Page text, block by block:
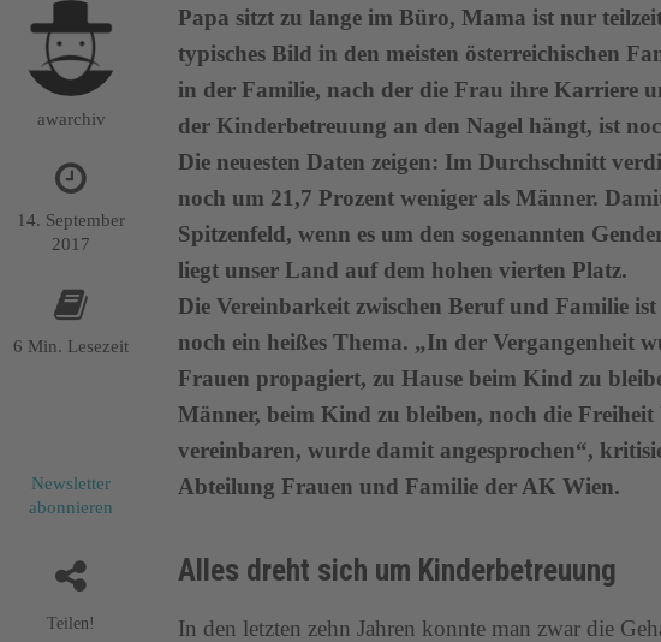
awarchiv
14. September
2017
6 Min. Lesezeit
Newsletter
abonnieren
Teilen!
Papa sitzt zu lange im Büro, Mama ist nur
typisches Bild in den meisten österreichischen
in der Familie, nach der die Frau ihre Karriere
der Kinderbetreuung an den Nagel hängt, ist
Die neuesten Daten zeigen: Im Durchschnitt
noch um 21,7 Prozent weniger als Männer.
Spitzenfeld, wenn es um den sogenannten
liegt unser Land auf dem hohen vierten Platz.
Die Vereinbarkeit zwischen Beruf und Familie
noch ein heißes Thema. „In der Vergangenheit
Frauen propagiert, zu Hause beim Kind zu
Männer, beim Kind zu bleiben, noch die
vereinbaren, wurde damit angesprochen“,
Abteilung Frauen und Familie der AK Wien.
Alles dreht sich um Kinderbetreuung
In den letzten zehn Jahren konnte man zwar die